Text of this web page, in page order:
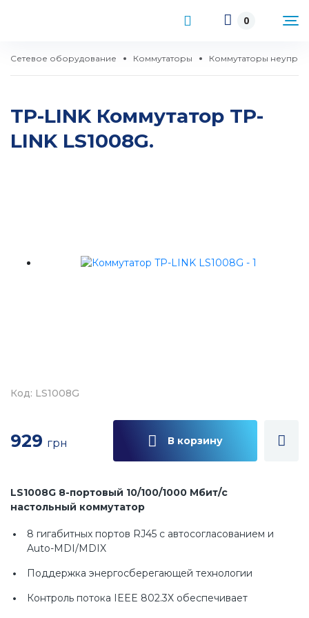
0
Сетевое оборудование Коммутаторы Коммутаторы
TP-LINK Коммутатор TP-
LINK LS1008G.
Код: LS1008G
929 грн В корзину
LS1008G 8-портовый 10/100/1000 Мбит/с
настольный коммутатор
8 гигабитных портов RJ45 с автосогласованием и
Auto-MDI/MDIX
Поддержка энергосберегающей технологии
Контроль потока IEEE 802.3X обеспечивает